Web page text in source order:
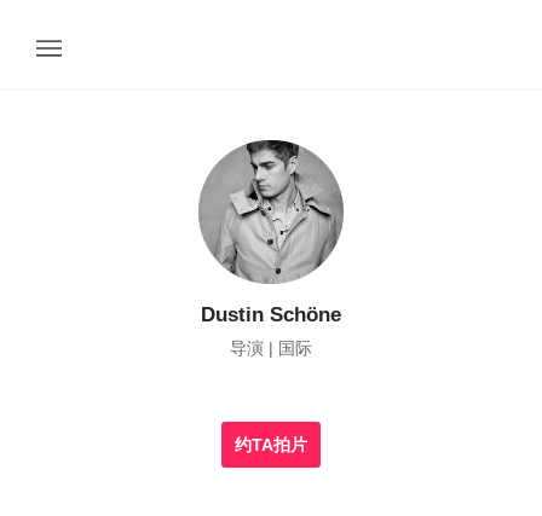
Dustin Schöne
导演 | 国际
约TA拍片